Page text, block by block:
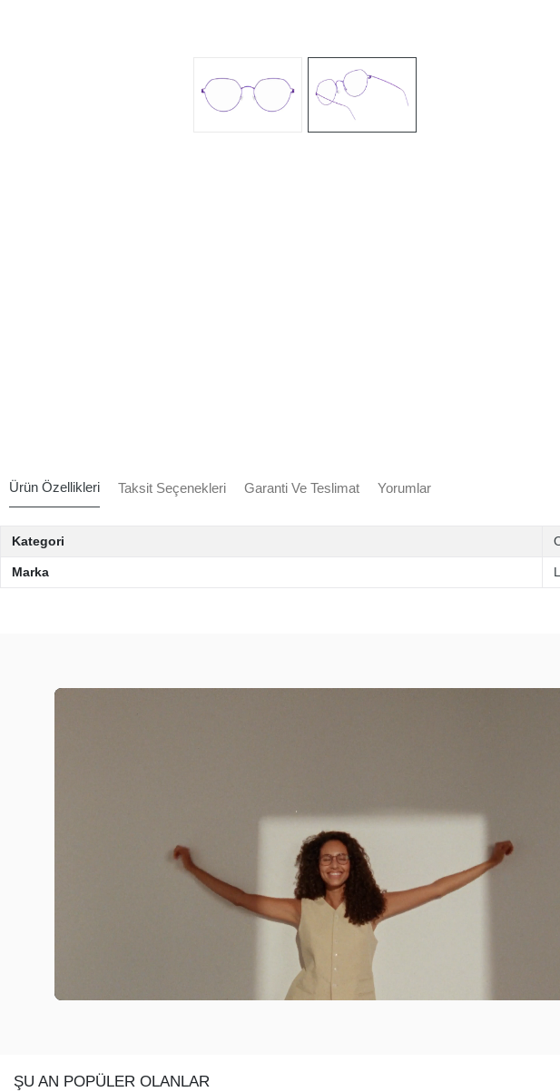
Ürün Özellikleri Taksit Seçenekleri Garanti Ve Teslimat Yorumlar
Kategori
Marka
ŞU AN POPÜLER OLANLAR